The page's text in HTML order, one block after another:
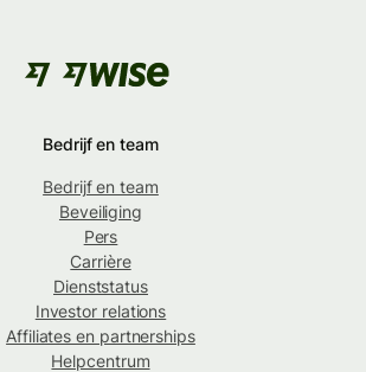
Bedrijf en team
Bedrijf en team
Beveiliging
Pers
Carrière
Dienststatus
Investor relations
Affiliates en partnerships
Helpcentrum